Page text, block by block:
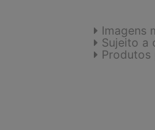
Imagens
Sujeito a
Produtos